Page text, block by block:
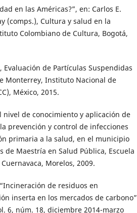
en las Américas?”, en: Carlos E.
(comps.), Cultura y salud en la
Colombiano de Cultura, Bogotá,
Evaluación de Partículas Suspendidas
Monterrey, Instituto Nacional de
México, 2015.
nivel de conocimiento y aplicación de
prevención y control de infecciones
primaria a la salud, en el municipio
de Maestría en Salud Pública, Escuela
Morelos, 2009.
de residuos en
inserta en los mercados de carbono”
6, núm. 18, diciembre 2014-marzo